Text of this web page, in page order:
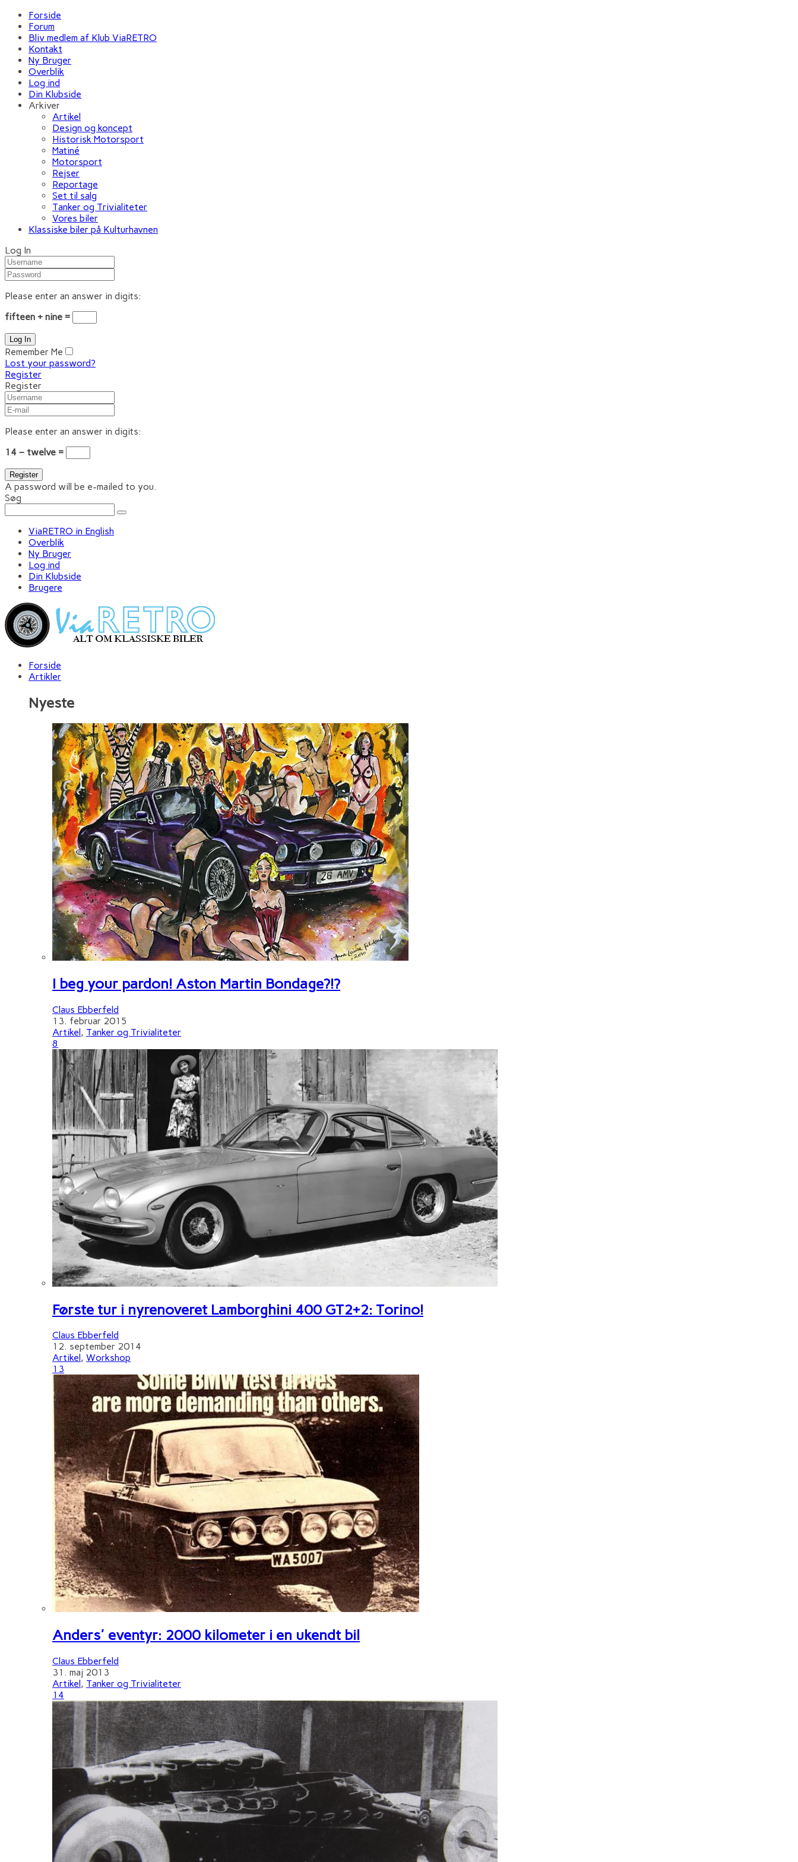
Forside
Forum
Bliv medlem af Klub ViaRETRO
Kontakt
Ny Bruger
Overblik
Log ind
Din Klubside
Arkiver
Artikel
Design og koncept
Historisk Motorsport
Matiné
Motorsport
Rejser
Reportage
Set til salg
Tanker og Trivialiteter
Vores biler
Klassiske biler på Kulturhavnen
Log In
Please enter an answer in digits:
fifteen + nine =
Remember Me
Lost your password?
Register
Register
Please enter an answer in digits:
14 − twelve =
A password will be e-mailed to you.
Søg
ViaRETRO in English
Overblik
Ny Bruger
Log ind
Din Klubside
Brugere
Forside
Artikler
Nyeste
I beg your pardon! Aston Martin Bondage?!?
Claus Ebberfeld
13. februar 2015
Artikel, Tanker og Trivialiteter
8
Første tur i nyrenoveret Lamborghini 400 GT2+2: Torino!
Claus Ebberfeld
12. september 2014
Artikel , Workshop
13
Anders' eventyr: 2000 kilometer i en ukendt bil
Claus Ebberfeld
31. maj 2013
Artikel , Tanker og Trivialiteter
14